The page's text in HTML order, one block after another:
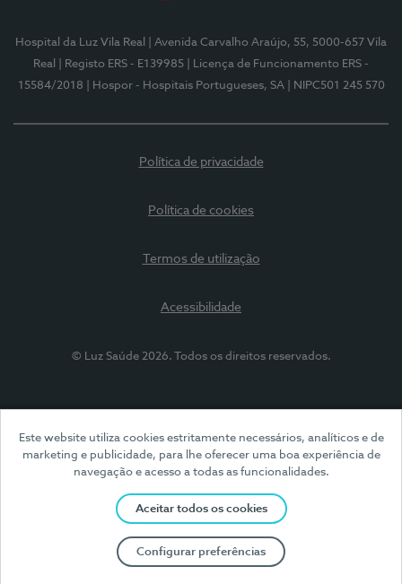
Este website utiliza cookies estritamente necessários, analíticos e de
marketing e publicidade, para lhe oferecer uma boa experiência de
navegação e acesso a todas as funcionalidades.
Aceitar todos os cookies
Configurar preferências
Hospital da Luz Vila Real
| Avenida Carvalho Araújo, 55, 5000-657 Vila
Real
| Registo ERS - E139985
| Licença de Funcionamento ERS -
15584/2018
| Hospor - Hospitais Portugueses, SA | NIPC501 245 570
Política de privacidade
Política de cookies
Termos de utilização
Acessibilidade
© Luz Saúde 2026. Todos os direitos reservados.